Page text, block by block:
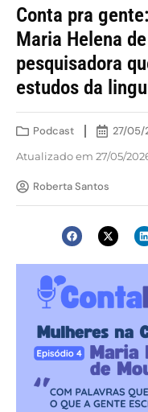
Conta pra
Maria Helena
pesquisadora
estudos da
Podcast 27/05/
Atualizado em 27/05/
Roberta Santos